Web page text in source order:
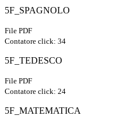
5F_SPAGNOLO
File PDF
Contatore click: 34
5F_TEDESCO
File PDF
Contatore click: 24
5F_MATEMATICA